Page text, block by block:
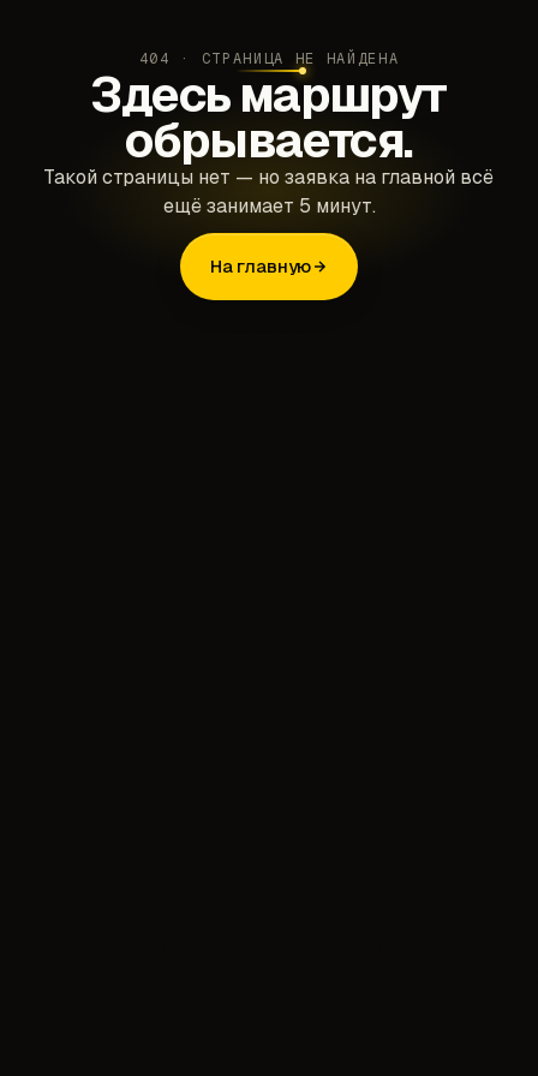
404 · СТРАНИЦА НЕ НАЙДЕНА
Здесь маршрут
обрывается.
Такой страницы нет — но заявка на главной всё
ещё занимает 5 минут.
На главную